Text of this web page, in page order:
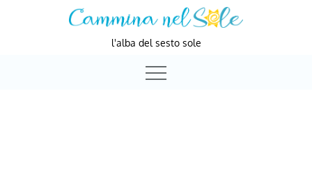
l'alba del sesto sole